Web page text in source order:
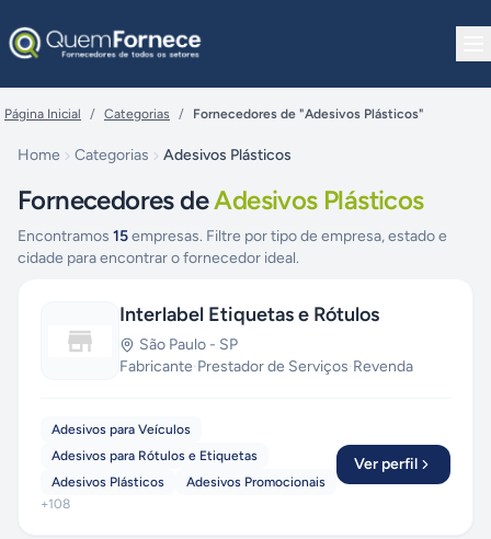
Página Inicial / Categorias / Fornecedores de "Adesivos Plásticos"
Home Categorias Adesivos Plásticos
Fornecedores deAdesivos Plásticos
Encontramos 15empresas. Filtre por tipo de empresa, estado e
cidade para encontrar o fornecedor ideal.
Interlabel Etiquetas e Rótulos
São Paulo - SP
Fabricante·Prestador de Serviços·Revenda
Adesivos para Veículos
Adesivos para Rótulos e Etiquetas
Adesivos Plásticos
Adesivos Promocionais
+108
Ver perfil